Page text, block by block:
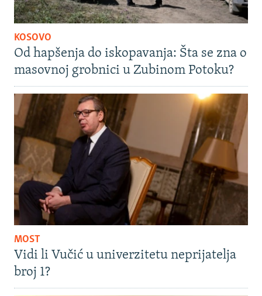
KOSOVO
Od hapšenja do iskopavanja: Šta se zna o
masovnoj grobnici u Zubinom Potoku?
MOST
Vidi li Vučić u univerzitetu neprijatelja
broj 1?